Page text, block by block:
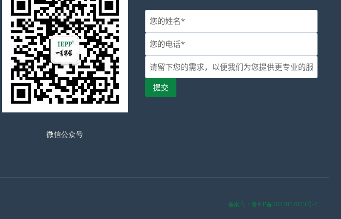
微信公众号
备案号：鲁ICP备2022017023号-2